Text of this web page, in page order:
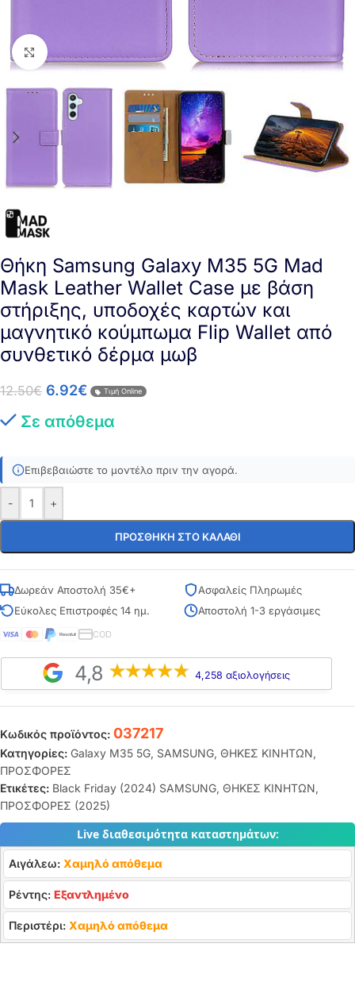
Click to enlarge
Θήκη Samsung Galaxy M35 5G Mad
Mask Leather Wallet Case με βάση
στήριξης, υποδοχές καρτών και
μαγνητικό κούμπωμα Flip Wallet από
συνθετικό δέρμα μωβ
12.50€ 6.92€ Τιμή Online
Σε απόθεμα
Επιβεβαιώστε το μοντέλο πριν την αγορά.
- +
ΠΡΟΣΘΉΚΗ ΣΤΟ ΚΑΛΆΘΙ
Δωρεάν Αποστολή 35€+
Ασφαλείς Πληρωμές
Εύκολες Επιστροφές 14 ημ.
Αποστολή 1-3 εργάσιμες
COD
4,8 4,258 αξιολογήσεις
Κωδικός προϊόντος: 037217
Κατηγορίες: Galaxy M35 5G, SAMSUNG, ΘΗΚΕΣ ΚΙΝΗΤΩΝ,
ΠΡΟΣΦΟΡΕΣ
Ετικέτες: Black Friday (2024) SAMSUNG, ΘΗΚΕΣ ΚΙΝΗΤΩΝ,
ΠΡΟΣΦΟΡΕΣ (2025)
Live διαθεσιμότητα καταστημάτων:
Αιγάλεω: Χαμηλό απόθεμα
Ρέντης: Εξαντλημένο
Περιστέρι: Χαμηλό απόθεμα